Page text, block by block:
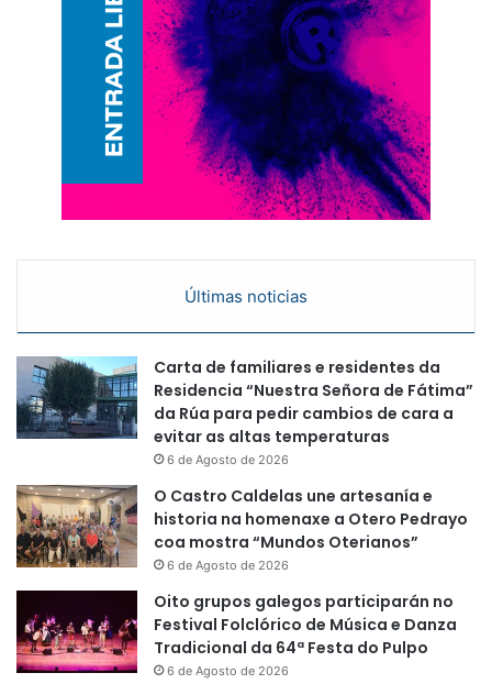
Últimas noticias
Carta de familiares e residentes da
Residencia “Nuestra Señora de Fátima”
da Rúa para pedir cambios de cara a
evitar as altas temperaturas
6 de Agosto de 2026
O Castro Caldelas une artesanía e
historia na homenaxe a Otero Pedrayo
coa mostra “Mundos Oterianos”
6 de Agosto de 2026
Oito grupos galegos participarán no
Festival Folclórico de Música e Danza
Tradicional da 64ª Festa do Pulpo
6 de Agosto de 2026